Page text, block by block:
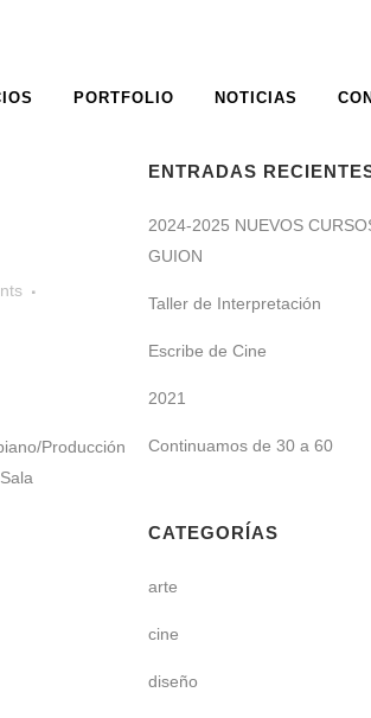
PORTFOLIO NOTICIAS
Producción
ENTRADAS
2024-2025 NUEVOS
GUION
Taller de Interpretación
Escribe de Cine
2021
Continuamos de 30 a 60
CATEGORÍAS
arte
cine
diseño